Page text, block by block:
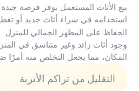
بيع الأثاث المستعمل يوفر فرصة
استخدامه في شراء أثاث جديد أو
الحفاظ على المظهر الجمالي للمنزل
وجود أثاث زائد وغير متناسق في
المكان، مما يجعل التخلص منه أمرًا
التقليل من تراكم الأتربة